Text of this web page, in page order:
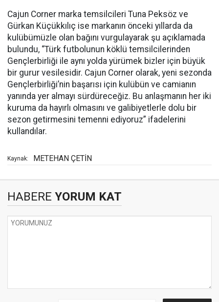
Cajun Corner marka temsilcileri Tuna Peksöz ve
Gürkan Küçükkılıç ise markanın önceki yıllarda da
kulübümüzle olan bağını vurgulayarak şu açıklamada
bulundu, “Türk futbolunun köklü temsilcilerinden
Gençlerbirliği ile aynı yolda yürümek bizler için büyük
bir gurur vesilesidir. Cajun Corner olarak, yeni sezonda
Gençlerbirliği’nin başarısı için kulübün ve camianın
yanında yer almayı sürdüreceğiz. Bu anlaşmanın her iki
kuruma da hayırlı olmasını ve galibiyetlerle dolu bir
sezon getirmesini temenni ediyoruz” ifadelerini
kullandılar.
Kaynak: METEHAN ÇETİN
HABERE YORUM KAT